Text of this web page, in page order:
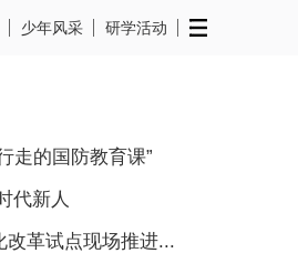
少年风采 研学活动
走的国防教育课”
代新人
改革试点现场推进...